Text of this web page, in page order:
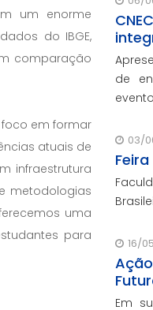
um enorme
do IBGE,
comparação
em formar
atuais de
infraestrutura
metodologias
uma
para
de
com
03/
16/
Em